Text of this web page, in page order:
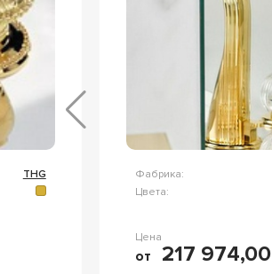
THG Фабрика:
Цвета:
Цена
от 217 974,00